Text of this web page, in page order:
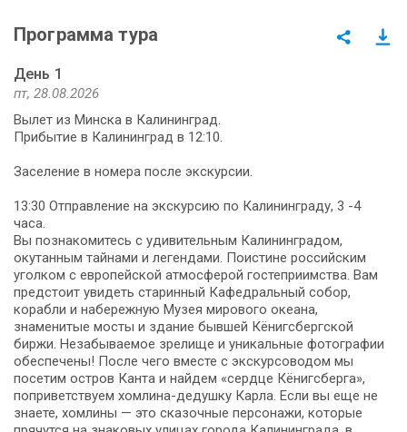
Программа тура
День 1
пт, 28.08.2026
Вылет из Минска в Калининград.
Прибытие в Калининград в 12:10.
Заселение в номера после экскурсии.
13:30 Отправление на экскурсию по Калининграду, 3 -4
часа.
Вы познакомитесь с удивительным Калининградом,
окутанным тайнами и легендами. Поистине российским
уголком с европейской атмосферой гостеприимства. Вам
предстоит увидеть старинный Кафедральный собор,
корабли и набережную Музея мирового океана,
знаменитые мосты и здание бывшей Кёнигсбергской
биржи. Незабываемое зрелище и уникальные фотографии
обеспечены! После чего вместе с экскурсоводом мы
посетим остров Канта и найдем «сердце Кёнигсберга»,
поприветствуем хомлина-дедушку Карла. Если вы еще не
знаете, хомлины — это сказочные персонажи, которые